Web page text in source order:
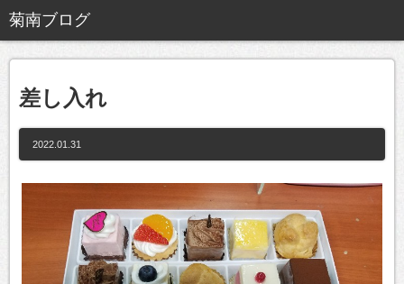
差し入れ
2022.01.31